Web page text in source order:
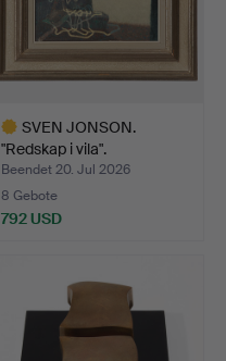
SVEN JONSON.
"Redskap i vila".
Beendet 20. Jul 2026
8 Gebote
792 USD